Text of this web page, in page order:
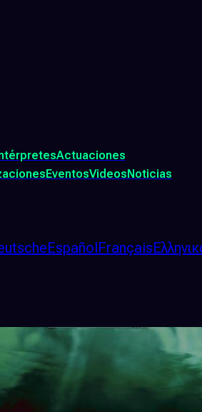
Actuaciones
EventosVideosNoticias
EspañolFrançais